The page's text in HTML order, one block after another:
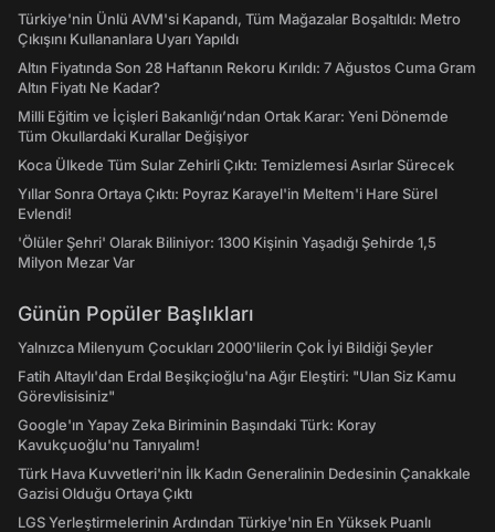
Türkiye'nin Ünlü AVM'si Kapandı, Tüm Mağazalar Boşaltıldı: Metro
Çıkışını Kullananlara Uyarı Yapıldı
Altın Fiyatında Son 28 Haftanın Rekoru Kırıldı: 7 Ağustos Cuma Gram
Altın Fiyatı Ne Kadar?
Milli Eğitim ve İçişleri Bakanlığı’ndan Ortak Karar: Yeni Dönemde
Tüm Okullardaki Kurallar Değişiyor
Koca Ülkede Tüm Sular Zehirli Çıktı: Temizlemesi Asırlar Sürecek
Yıllar Sonra Ortaya Çıktı: Poyraz Karayel'in Meltem'i Hare Sürel
Evlendi!
'Ölüler Şehri' Olarak Biliniyor: 1300 Kişinin Yaşadığı Şehirde 1,5
Milyon Mezar Var
Günün Popüler Başlıkları
Yalnızca Milenyum Çocukları 2000'lilerin Çok İyi Bildiği Şeyler
Fatih Altaylı'dan Erdal Beşikçioğlu'na Ağır Eleştiri: "Ulan Siz Kamu
Görevlisisiniz"
Google'ın Yapay Zeka Biriminin Başındaki Türk: Koray
Kavukçuoğlu'nu Tanıyalım!
Türk Hava Kuvvetleri'nin İlk Kadın Generalinin Dedesinin Çanakkale
Gazisi Olduğu Ortaya Çıktı
LGS Yerleştirmelerinin Ardından Türkiye'nin En Yüksek Puanlı